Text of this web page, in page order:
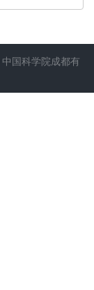
中国科学院成都有